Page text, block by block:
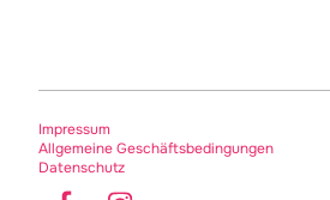
Impressum
Allgemeine Geschäftsbedingungen
Datenschutz